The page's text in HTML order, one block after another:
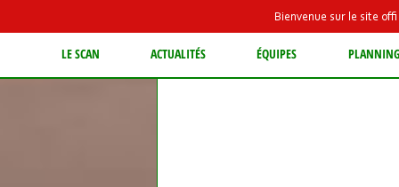
Bienvenue sur le site
LE SCAN ACTUALITÉS ÉQUIPES